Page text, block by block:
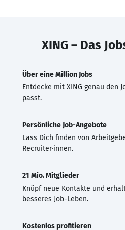
XING – Das
Über eine Million Jobs
Entdecke mit XING genau den
passt.
Persönliche Job-Angebote
Lass Dich finden von
Recruiter·innen.
21 Mio. Mitglieder
Knüpf neue Kontakte und
besseres Job-Leben.
Kostenlos profitieren